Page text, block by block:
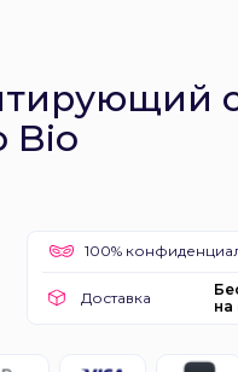
Bio
100%
Доставка
на